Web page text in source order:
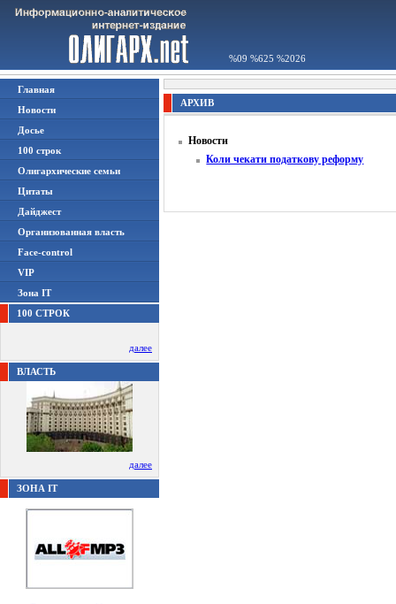
%09 %625 %2026
Главная
Новости
Досье
100 строк
Олигархические семьи
Цитаты
Дайджест
Организованная власть
Face-control
VIP
Зона IT
100 СТРОК
далее
ВЛАСТЬ
далее
ЗОНА IT
АРХИВ
Новости
Коли чекати податкову реформу